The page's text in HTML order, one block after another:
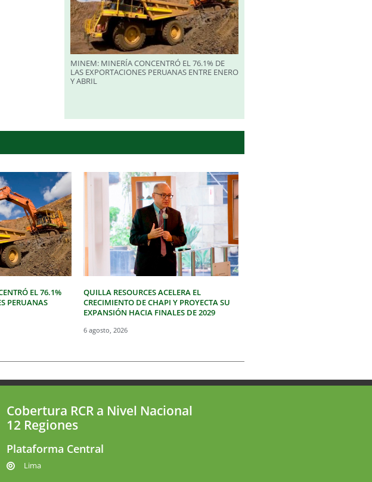
MINEM: MINERÍA CONCENTRÓ EL 76.1% DE
LAS EXPORTACIONES PERUANAS ENTRE ENERO
Y ABRIL
EL 76.1%
PERUANAS
QUILLA RESOURCES ACELERA EL
CRECIMIENTO DE CHAPI Y PROYECTA SU
EXPANSIÓN HACIA FINALES DE 2029
6 agosto, 2026
Cobertura RCR a Nivel Nacional
12 Regiones
Plataforma Central
Lima